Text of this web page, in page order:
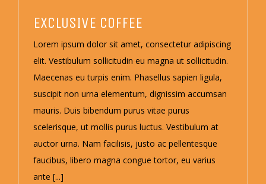
EXCLUSIVE COFFEE
Lorem ipsum dolor sit amet, consectetur adipiscing
elit. Vestibulum sollicitudin eu magna ut sollicitudin.
Maecenas eu turpis enim. Phasellus sapien ligula,
suscipit non urna elementum, dignissim accumsan
mauris. Duis bibendum purus vitae purus
scelerisque, ut mollis purus luctus. Vestibulum at
auctor urna. Nam facilisis, justo ac pellentesque
faucibus, libero magna congue tortor, eu varius
ante [...]